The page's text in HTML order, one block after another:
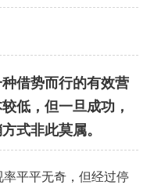
借势而行的有效营
低，但一旦成功，
式非此莫属。
率平平无奇，但经过停